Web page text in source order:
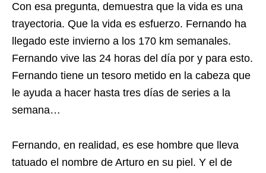
Con esa pregunta, demuestra que la vida es una
trayectoria. Que la vida es esfuerzo. Fernando ha
llegado este invierno a los 170 km semanales.
Fernando vive las 24 horas del día por y para esto.
Fernando tiene un tesoro metido en la cabeza que
le ayuda a hacer hasta tres días de series a la
semana…
Fernando, en realidad, es ese hombre que lleva
tatuado el nombre de Arturo en su piel. Y el de